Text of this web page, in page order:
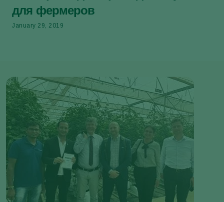
для фермеров
January 29, 2019